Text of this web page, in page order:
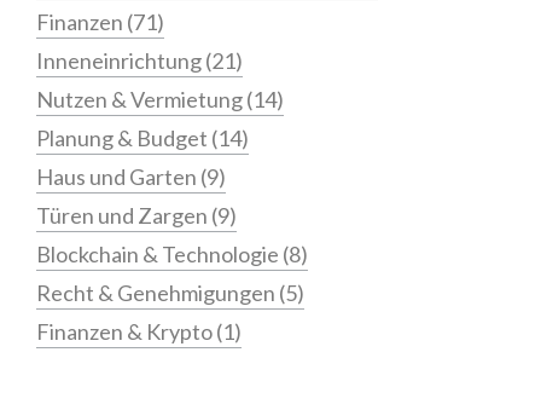
Finanzen (71)
Inneneinrichtung(21)
Nutzen & Vermietung(14)
Planung & Budget (14)
Haus und Garten (9)
Türen und Zargen (9)
Blockchain & Technologie (8)
Recht & Genehmigungen (5)
Finanzen & Krypto(1)